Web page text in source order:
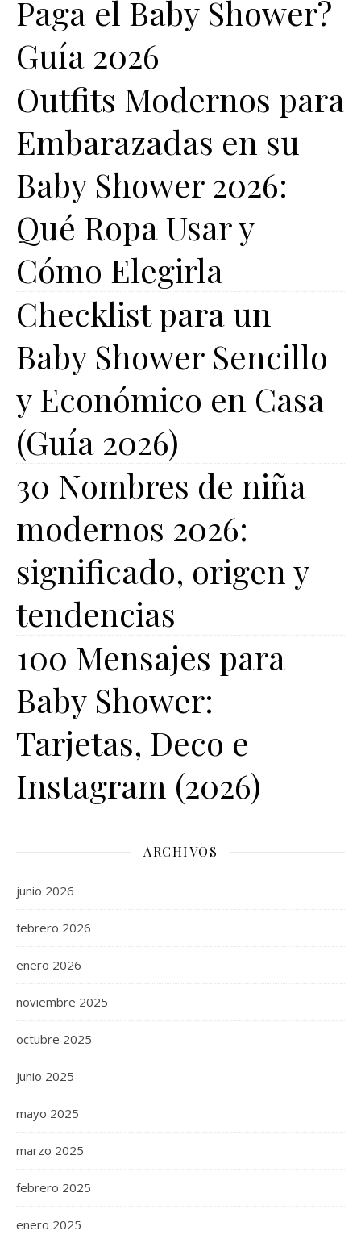
Paga el Baby Shower?
Guía 2026
Outfits Modernos para
Embarazadas en su
Baby Shower 2026:
Qué Ropa Usar y
Cómo Elegirla
Checklist para un
Baby Shower Sencillo
y Económico en Casa
(Guía 2026)
30 Nombres de niña
modernos 2026:
significado, origen y
tendencias
100 Mensajes para
Baby Shower:
Tarjetas, Deco e
Instagram (2026)
ARCHIVOS
junio 2026
febrero 2026
enero 2026
noviembre 2025
octubre 2025
junio 2025
mayo 2025
marzo 2025
febrero 2025
enero 2025